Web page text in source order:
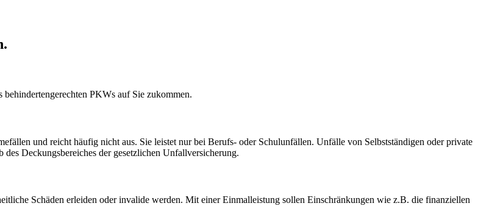
PKWs auf Sie zukommen.
und reicht häufig nicht aus. Sie leistet nur bei Berufs- oder Schulunfällen. Unfälle von Selbstständigen oder private
Deckungsbereiches der gesetzlichen Unfallversicherung.
Schäden erleiden oder invalide werden. Mit einer Einmalleistung sollen Einschränkungen wie z.B. die finanziellen